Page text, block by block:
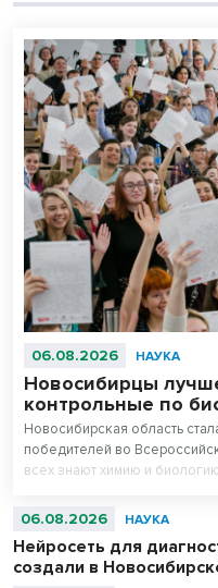
06.08.2026 НАУКА
Новосибирцы
контрольные по
Новосибирская область
победителей во
всех знают химию и
06.08.2026 НАУКА
Нейросеть для
создали в